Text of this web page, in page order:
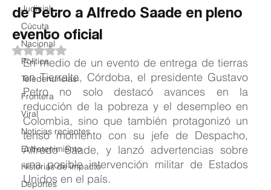
Judicial
Cúcuta
Nacional
Política
Teledenuncias
Frontera
Viral
Noticias recientes
Entretenimiento
Historias de impacto
Deportes
de Petro a Alfredo Saade en pleno
evento oficial
Obtuvo NaN de 5 estrellas.
En medio de un evento de entrega de tierras
en Tierralta, Córdoba, el presidente Gustavo
Petro no solo destacó avances en la
reducción de la pobreza y el desempleo en
Colombia, sino que también protagonizó un
tenso momento con su jefe de Despacho,
Alfredo Saade, y lanzó advertencias sobre
una posible intervención militar de Estados
Unidos en el país.